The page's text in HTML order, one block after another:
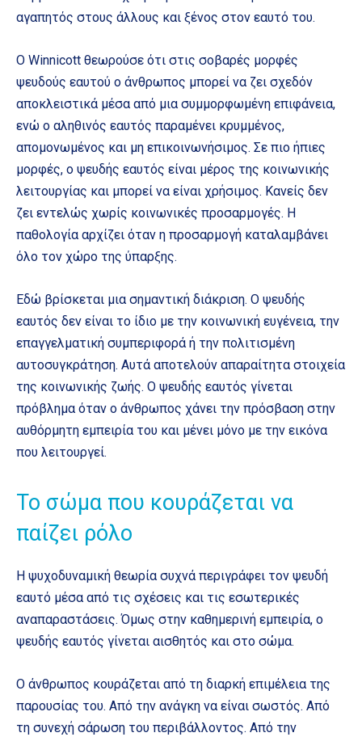
αγαπητός στους άλλους και ξένος στον εαυτό του.
Ο Winnicott θεωρούσε ότι στις σοβαρές μορφές
ψευδούς εαυτού ο άνθρωπος μπορεί να ζει σχεδόν
αποκλειστικά μέσα από μια συμμορφωμένη επιφάνεια,
ενώ ο αληθινός εαυτός παραμένει κρυμμένος,
απομονωμένος και μη επικοινωνήσιμος. Σε πιο ήπιες
μορφές, ο ψευδής εαυτός είναι μέρος της κοινωνικής
λειτουργίας και μπορεί να είναι χρήσιμος. Κανείς δεν
ζει εντελώς χωρίς κοινωνικές προσαρμογές. Η
παθολογία αρχίζει όταν η προσαρμογή καταλαμβάνει
όλο τον χώρο της ύπαρξης.
Εδώ βρίσκεται μια σημαντική διάκριση. Ο ψευδής
εαυτός δεν είναι το ίδιο με την κοινωνική ευγένεια, την
επαγγελματική συμπεριφορά ή την πολιτισμένη
αυτοσυγκράτηση. Αυτά αποτελούν απαραίτητα στοιχεία
της κοινωνικής ζωής. Ο ψευδής εαυτός γίνεται
πρόβλημα όταν ο άνθρωπος χάνει την πρόσβαση στην
αυθόρμητη εμπειρία του και μένει μόνο με την εικόνα
που λειτουργεί.
Το σώμα που κουράζεται να
παίζει ρόλο
Η ψυχοδυναμική θεωρία συχνά περιγράφει τον ψευδή
εαυτό μέσα από τις σχέσεις και τις εσωτερικές
αναπαραστάσεις. Όμως στην καθημερινή εμπειρία, ο
ψευδής εαυτός γίνεται αισθητός και στο σώμα.
Ο άνθρωπος κουράζεται από τη διαρκή επιμέλεια της
παρουσίας του. Από την ανάγκη να είναι σωστός. Από
τη συνεχή σάρωση του περιβάλλοντος. Από την